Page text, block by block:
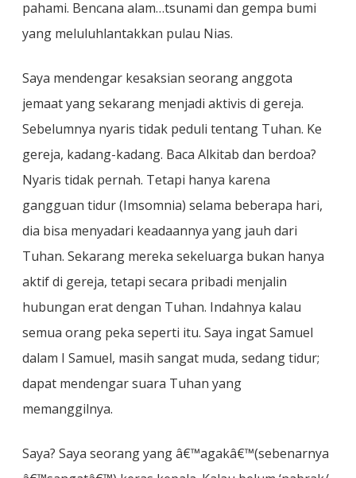
pahami. Bencana alam…tsunami dan gempa bumi
yang meluluhlantakkan pulau Nias.
Saya mendengar kesaksian seorang anggota
jemaat yang sekarang menjadi aktivis di gereja.
Sebelumnya nyaris tidak peduli tentang Tuhan. Ke
gereja, kadang-kadang. Baca Alkitab dan berdoa?
Nyaris tidak pernah. Tetapi hanya karena
gangguan tidur (Imsomnia) selama beberapa hari,
dia bisa menyadari keadaannya yang jauh dari
Tuhan. Sekarang mereka sekeluarga bukan hanya
aktif di gereja, tetapi secara pribadi menjalin
hubungan erat dengan Tuhan. Indahnya kalau
semua orang peka seperti itu. Saya ingat Samuel
dalam I Samuel, masih sangat muda, sedang tidur;
dapat mendengar suara Tuhan yang
memanggilnya.
Saya? Saya seorang yang â€™agakâ€™(sebenarnya